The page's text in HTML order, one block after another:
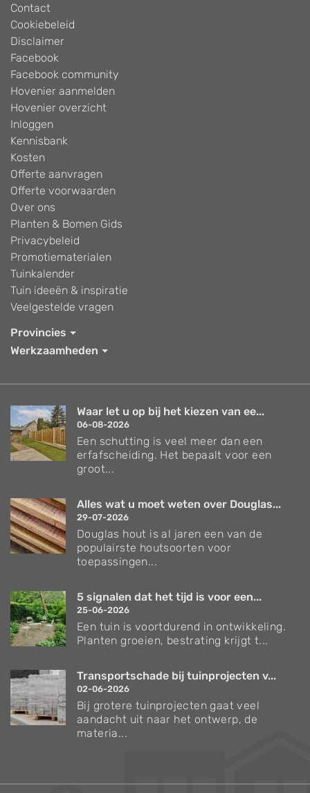
Contact
Cookiebeleid
Disclaimer
Facebook
Facebook community
Hovenier aanmelden
Hovenier overzicht
Inloggen
Kennisbank
Kosten
Offerte aanvragen
Offerte voorwaarden
Over ons
Planten & Bomen Gids
Privacybeleid
Promotiematerialen
Tuinkalender
Tuin ideeën & inspiratie
Veelgestelde vragen
Provincies
Werkzaamheden
Waar let u op bij het kiezen van ee...
06-08-2026
Een schutting is veel meer dan een
erfafscheiding. Het bepaalt voor een
groot...
Alles wat u moet weten over Douglas...
29-07-2026
Douglas hout is al jaren een van de
populairste houtsoorten voor
toepassingen...
5 signalen dat het tijd is voor een...
25-06-2026
Een tuin is voortdurend in ontwikkeling.
Planten groeien, bestrating krijgt t...
Transportschade bij tuinprojecten v...
02-06-2026
Bij grotere tuinprojecten gaat veel
aandacht uit naar het ontwerp, de
materia...